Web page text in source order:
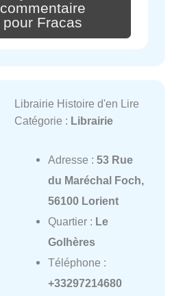
commentaire
pour Fracas
Librairie Histoire d'en Lire
Catégorie : Librairie
Adresse : 53 Rue
du Maréchal Foch,
56100 Lorient
Quartier : Le
Golhères
Téléphone :
+33297214680